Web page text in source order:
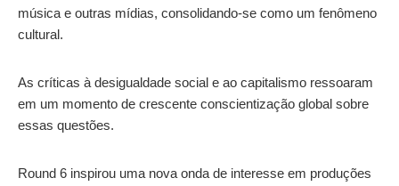
música e outras mídias, consolidando-se como um fenômeno
cultural.
As críticas à desigualdade social e ao capitalismo ressoaram
em um momento de crescente conscientização global sobre
essas questões.
Round 6 inspirou uma nova onda de interesse em produções